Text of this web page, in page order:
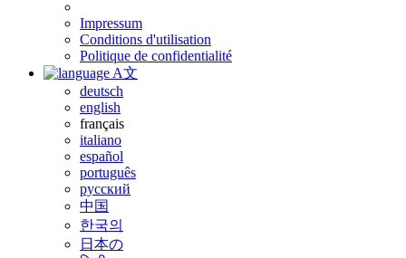
Impressum
Conditions d'utilisation
Politique de confidentialité
A文
deutsch
english
français
italiano
español
português
русский
中国
한국의
日本の